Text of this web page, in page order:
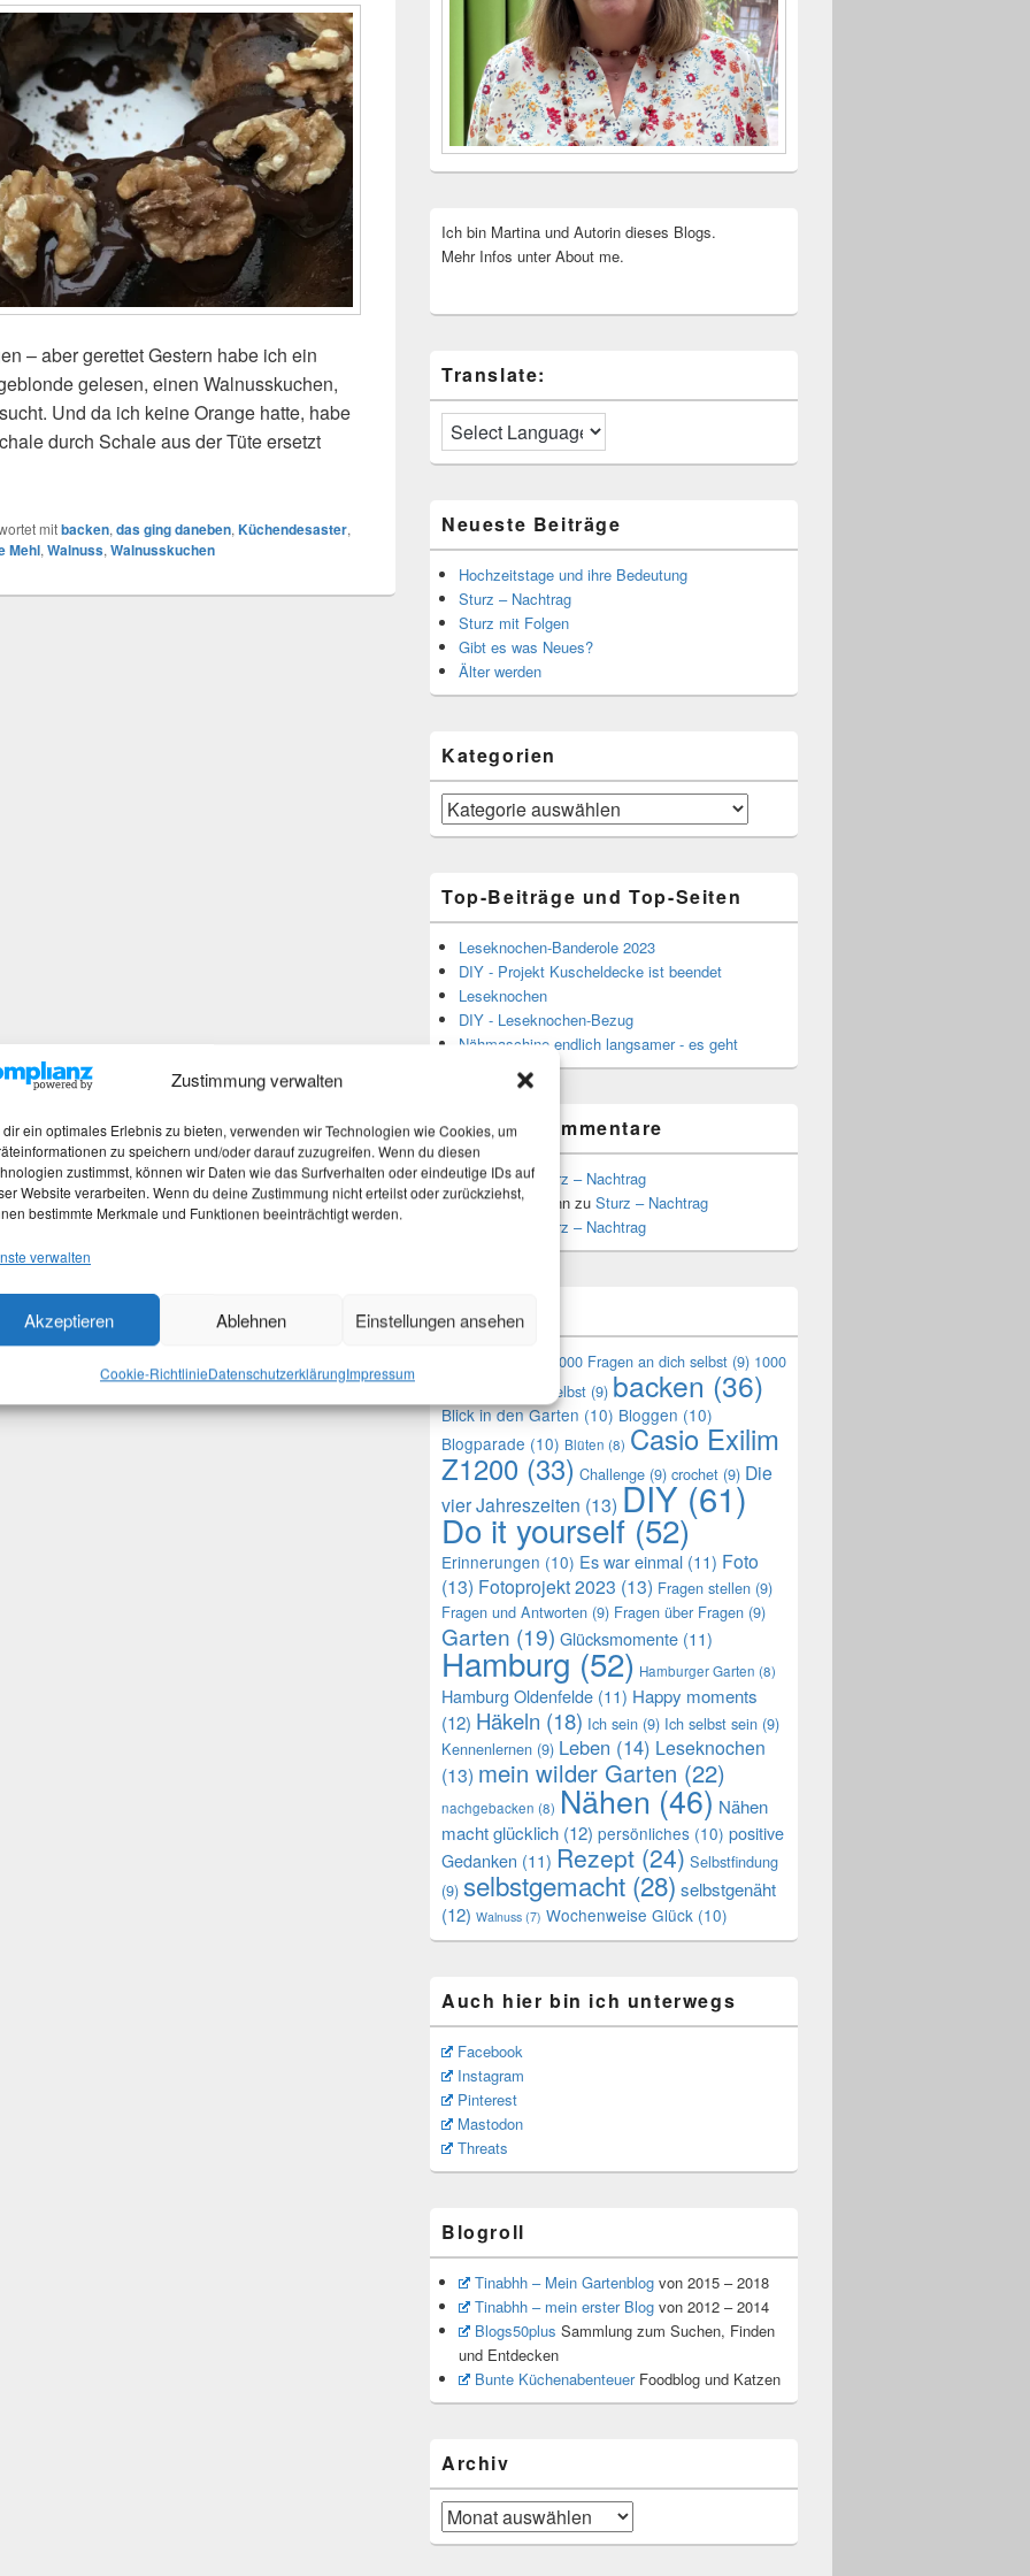
Zustimmung verwalten
dir ein optimales Erlebnis zu bieten, verwenden wir Technologien wie Cookies, um
zu speichern und/oder darauf zuzugreifen. Wenn du diesen
zustimmst, können wir Daten wie das Surfverhalten oder eindeutige IDs auf
Website verarbeiten. Wenn du deine Zustimmung nicht erteilst oder zurückziehst,
bestimmte Merkmale und Funktionen beeinträchtigt werden.
verwalten
Akzeptieren Ablehnen Einstellungen ansehen
Cookie-RichtlinieDatenschutzerklärungImpressum
– aber gerettet Gestern habe ich ein
gelesen, einen Walnusskuchen,
Und da ich keine Orange hatte, habe
durch Schale aus der Tüte ersetzt
mitbacken, das ging daneben, Küchendesaster,
Mehl, Walnuss, Walnusskuchen
Ich bin Martina und Autorin dieses Blogs.
Mehr Infos unter About me.
Translate:
Neueste Beiträge
Hochzeitstage und ihre Bedeutung
Sturz – Nachtrag
Sturz mit Folgen
Gibt es was Neues?
Älter werden
Kategorien
Kategorien
Top-Beiträge und Top-Seiten
Leseknochen-Banderole 2023
DIY - Projekt Kuscheldecke ist beendet
Leseknochen
DIY - Leseknochen-Bezug
Nähmaschine endlich langsamer - es geht
Neueste Kommentare
MartinazuSturz – Nachtrag
Stefan Hoffmann zu Sturz – Nachtrag
Sturz – Nachtrag
Themen
1000 Fragen an dich selbst (9) 1000
Fragen an mich selbst (9) backen (36)
Blick in den Garten (10) Bloggen (10)
Blogparade (10) Blüten (8) Casio Exilim
Z1200 (33) Challenge (9) crochet (9) Die
vier Jahreszeiten (13) DIY(61)
Do it yourself (52)
Erinnerungen (10) Es war einmal (11) Foto
(13) Fotoprojekt 2023 (13) Fragen stellen (9)
Fragen und Antworten (9) Fragen über Fragen (9)
Garten (19) Glücksmomente (11)
Hamburg (52) Hamburger Garten (8)
Hamburg Oldenfelde (11) Happy moments
(12) Häkeln (18) Ich sein (9) Ich selbst sein (9)
Kennenlernen (9) Leben (14) Leseknochen
(13) mein wilder Garten (22)
nachgebacken (8) Nähen (46) Nähen
macht glücklich (12) persönliches (10) positive
Gedanken (11) Rezept (24) Selbstfindung
(9) selbstgemacht (28) selbstgenäht
(12) Walnuss (7) Wochenweise Glück (10)
Auch hier bin ich unterwegs
Facebook
Instagram
Pinterest
Mastodon
Threats
Blogroll
Tinabhh – Mein Gartenblogvon 2015 – 2018
Tinabhh – mein erster Blogvon 2012 – 2014
Blogs50plus Sammlung zum Suchen, Finden
und Entdecken
Bunte KüchenabenteuerFoodblog und Katzen
Archiv
Archiv